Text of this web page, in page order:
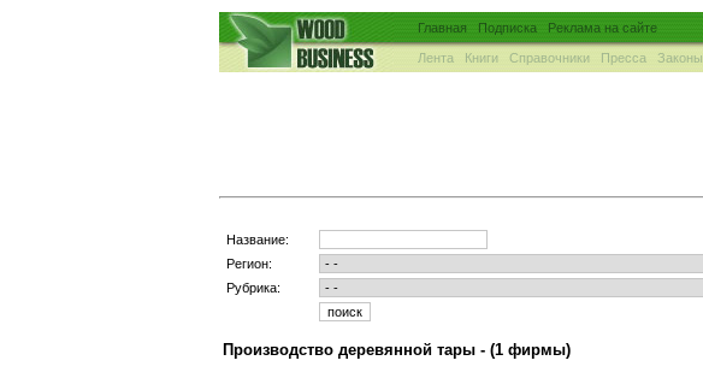
Главная Подписка Реклама на сайте
Лента Книги Справочники Пресса Законы
Название:
Регион:
Рубрика:
Производство деревянной тары - (1 фирмы)